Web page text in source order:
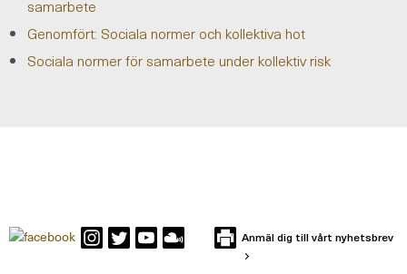
samarbete
Genomfört: Sociala normer och kollektiva hot
Sociala normer för samarbete under kollektiv risk
Anmäl dig till vårt nyhetsbrev